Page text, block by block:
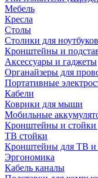
Мебель
Кресла
Столы
Столики для ноутбуков
Кронштейны и
Аксессуары и гаджеты
Органайзеры для
Портативные
Кабели
Коврики для мыши
Мобильные
Кронштейны и
ТВ стойки
Кронштейны для ТВ и
Эргономика
Кабель каналы